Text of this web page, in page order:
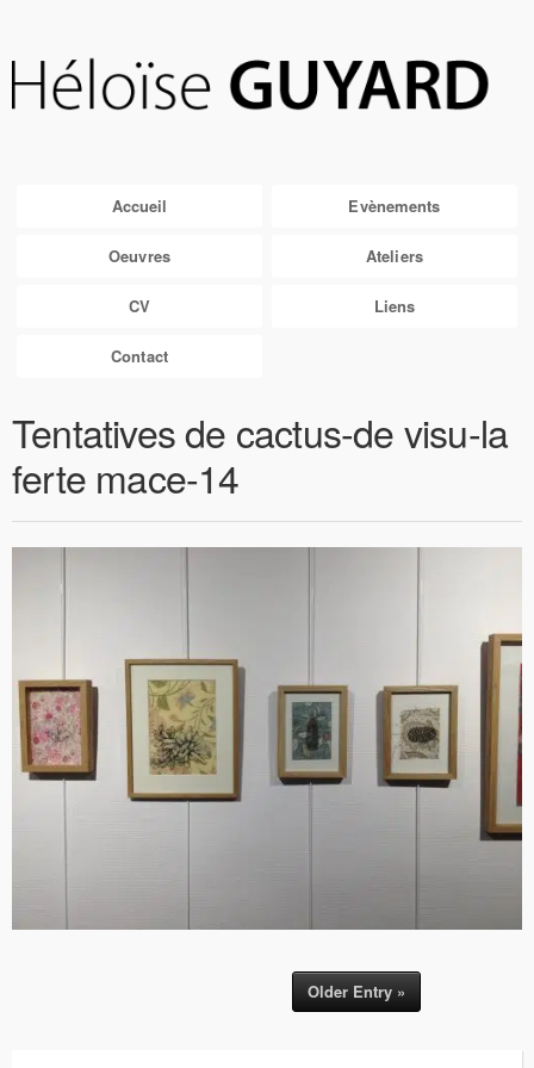
Accueil Evènements
Oeuvres Ateliers
CV Liens
Contact
Tentatives de cactus-de visu-la
ferte mace-14
Older Entry »